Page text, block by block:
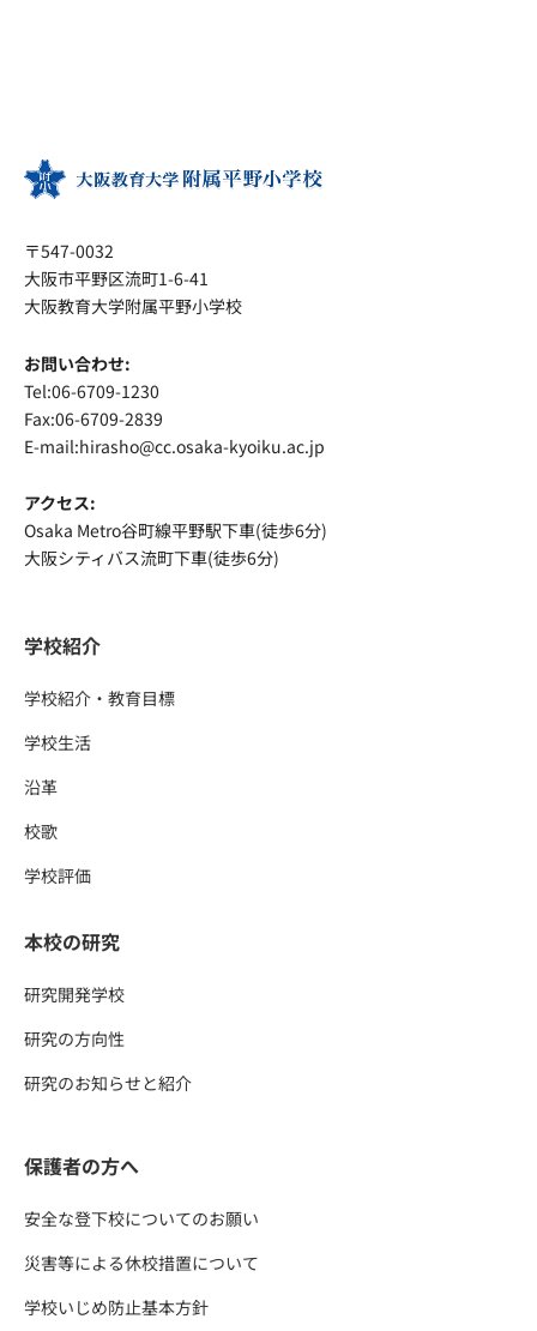
〒547-0032
大阪市平野区流町1-6-41
大阪教育大学附属平野小学校
お問い合わせ:
Tel:06-6709-1230
Fax:06-6709-2839
E-mail:hirasho@cc.osaka-kyoiku.ac.jp
アクセス:
Osaka Metro谷町線平野駅下車(徒歩6分)
大阪シティバス流町下車(徒歩6分)
学校紹介
学校紹介・教育目標
学校生活
沿革
校歌
学校評価
本校の研究
研究開発学校
研究の方向性
研究のお知らせと紹介
保護者の方へ
安全な登下校についてのお願い
災害等による休校措置について
学校いじめ防止基本方針